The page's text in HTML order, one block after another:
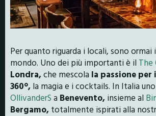
Per quanto riguarda i locali, sono
mondo. Uno dei più importanti è il The
Londra,che mescola la passione per
360°, la magia e i cocktails. In Italia
OllivanderS a Benevento, insieme al
Bergamo, totalmente ispirati alla